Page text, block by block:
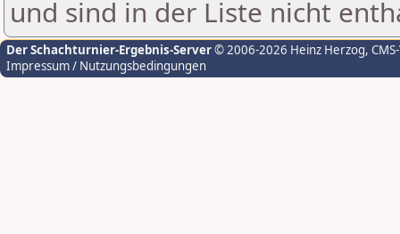
und sind in der Liste nicht
Der Schachturnier-Ergebnis-Server© 2006-2026 Heinz Herzog,
Impressum / Nutzungsbedingungen